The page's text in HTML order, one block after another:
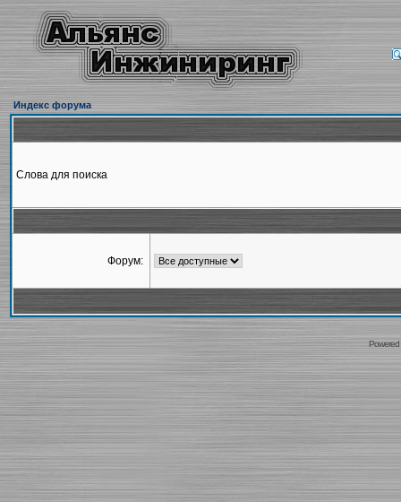
Индекс форума
Слова для поиска
Форум: